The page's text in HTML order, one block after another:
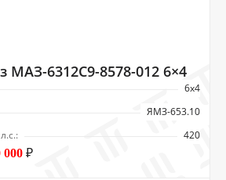
МАЗ-6312C9-8578-012 6×4
6х4
ЯМЗ-653.10
420
000 ₽